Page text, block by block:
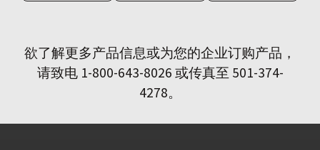
欲了解更多产品信息或为您的企业订购产品，
请致电 1-800-643-8026 或传真至 501-374-
4278。